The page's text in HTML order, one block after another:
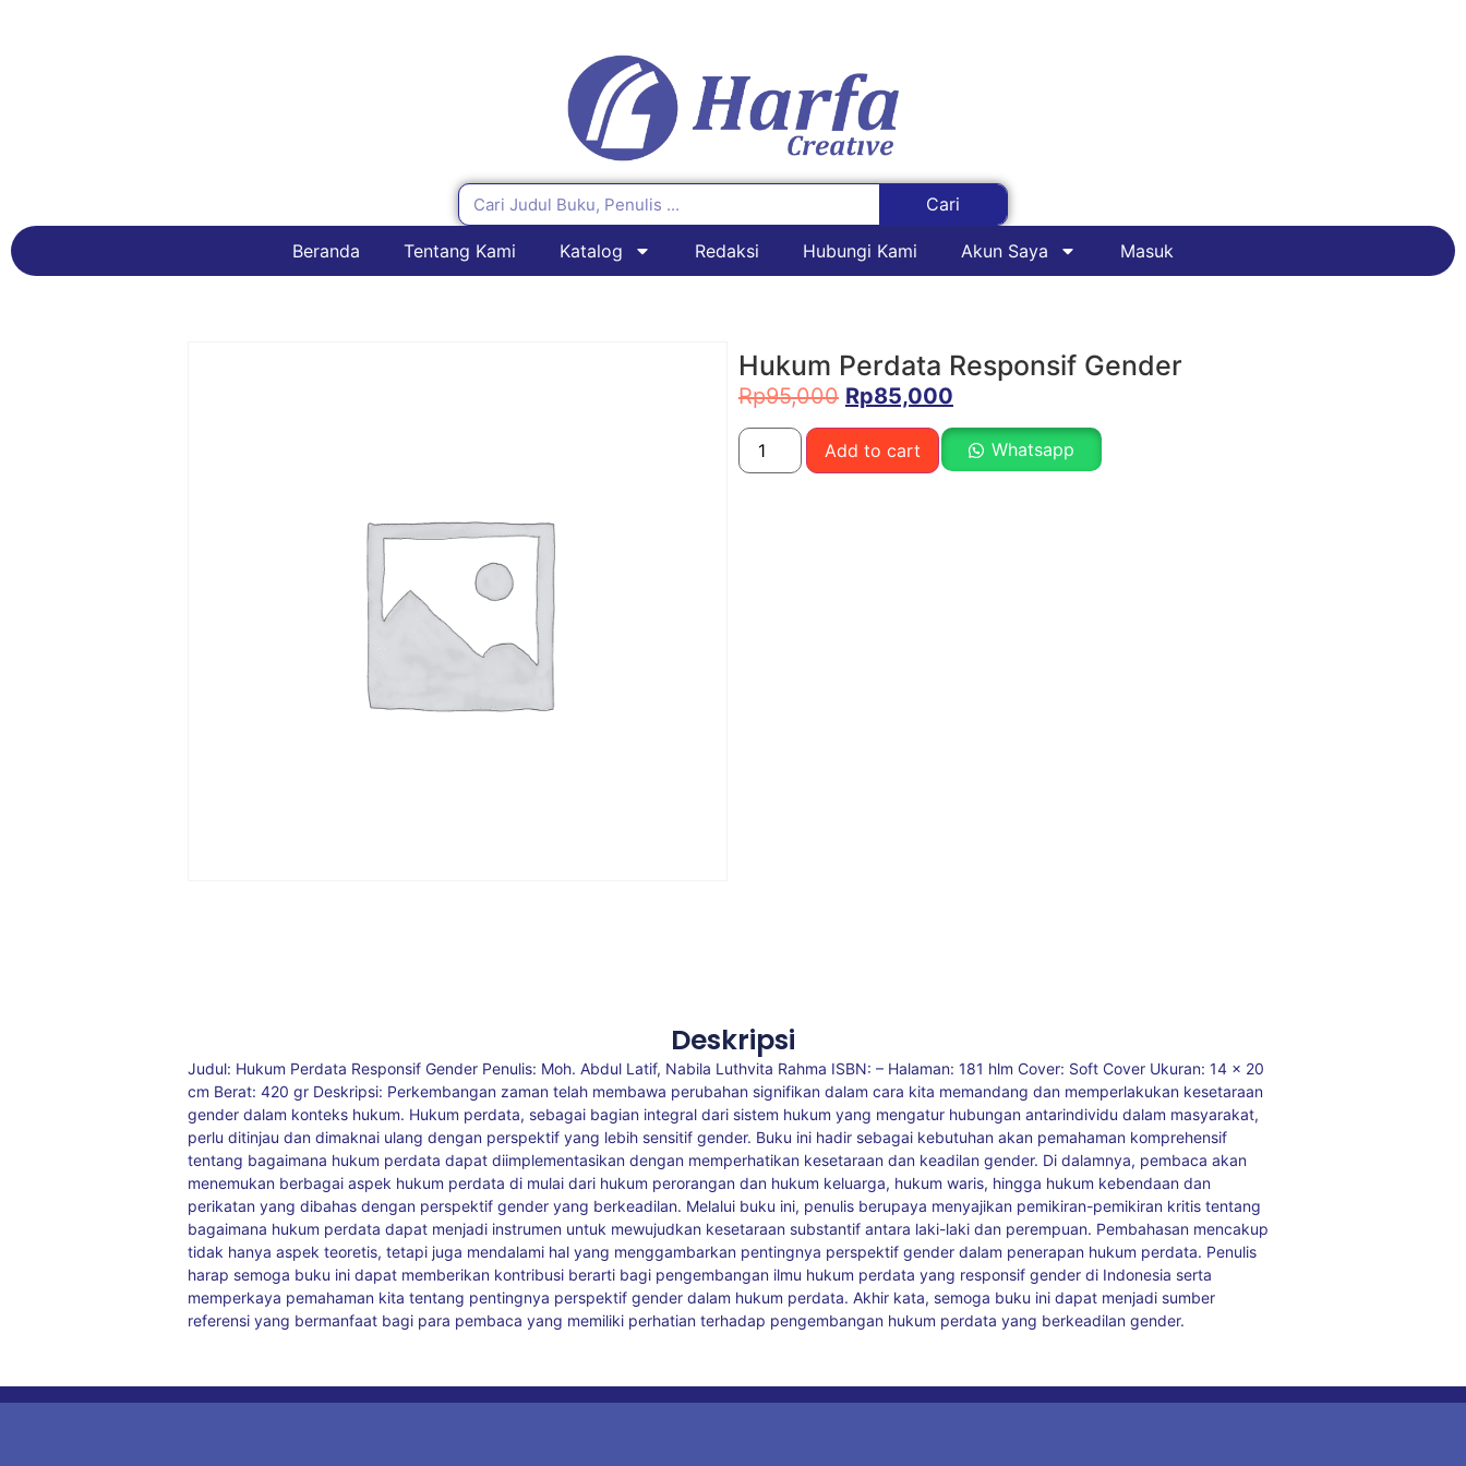
Cari
Beranda Tentang Kami Katalog Redaksi Hubungi Kami Akun Saya Masuk
Hukum Perdata Responsif Gender
Rp95,000 Rp85,000
Add to cart Whatsapp
Deskripsi
Judul: Hukum Perdata Responsif Gender Penulis: Moh. Abdul Latif, Nabila Luthvita Rahma ISBN: – Halaman: 181 hlm Cover: Soft Cover Ukuran: 14 x 20
cm Berat: 420 gr Deskripsi: Perkembangan zaman telah membawa perubahan signifikan dalam cara kita memandang dan memperlakukan kesetaraan
gender dalam konteks hukum. Hukum perdata, sebagai bagian integral dari sistem hukum yang mengatur hubungan antarindividu dalam masyarakat,
perlu ditinjau dan dimaknai ulang dengan perspektif yang lebih sensitif gender. Buku ini hadir sebagai kebutuhan akan pemahaman komprehensif
tentang bagaimana hukum perdata dapat diimplementasikan dengan memperhatikan kesetaraan dan keadilan gender. Di dalamnya, pembaca akan
menemukan berbagai aspek hukum perdata di mulai dari hukum perorangan dan hukum keluarga, hukum waris, hingga hukum kebendaan dan
perikatan yang dibahas dengan perspektif gender yang berkeadilan. Melalui buku ini, penulis berupaya menyajikan pemikiran-pemikiran kritis tentang
bagaimana hukum perdata dapat menjadi instrumen untuk mewujudkan kesetaraan substantif antara laki-laki dan perempuan. Pembahasan mencakup
tidak hanya aspek teoretis, tetapi juga mendalami hal yang menggambarkan pentingnya perspektif gender dalam penerapan hukum perdata. Penulis
harap semoga buku ini dapat memberikan kontribusi berarti bagi pengembangan ilmu hukum perdata yang responsif gender di Indonesia serta
memperkaya pemahaman kita tentang pentingnya perspektif gender dalam hukum perdata. Akhir kata, semoga buku ini dapat menjadi sumber
referensi yang bermanfaat bagi para pembaca yang memiliki perhatian terhadap pengembangan hukum perdata yang berkeadilan gender.